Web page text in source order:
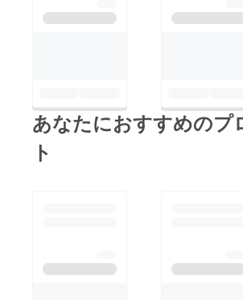
があり楽しませていた
者 河南
みんなで笑いながら食
か？ 参加をお待ちし
ています 主催者 河
あなたにおすすめのプ
ト